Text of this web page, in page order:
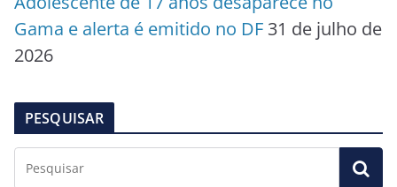
Gama e alerta é emitido no DF 31 de julho de
2026
PESQUISAR